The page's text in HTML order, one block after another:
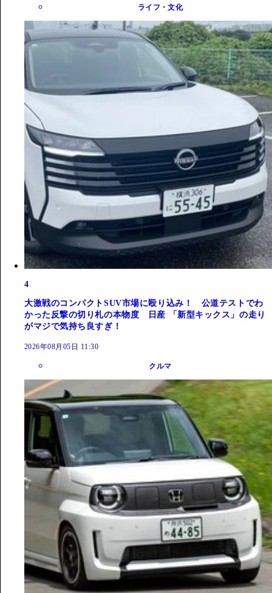
ライフ・文化
4
大激戦のコンパクトSUV市場に殴り込み！ 公道テストでわ
かった反撃の切り札の本物度 日産 「新型キックス」の走り
がマジで気持ち良すぎ！
2026年08月05日 11:30
クルマ